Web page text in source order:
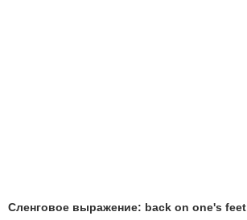
Сленговое выражение: back on one's feet